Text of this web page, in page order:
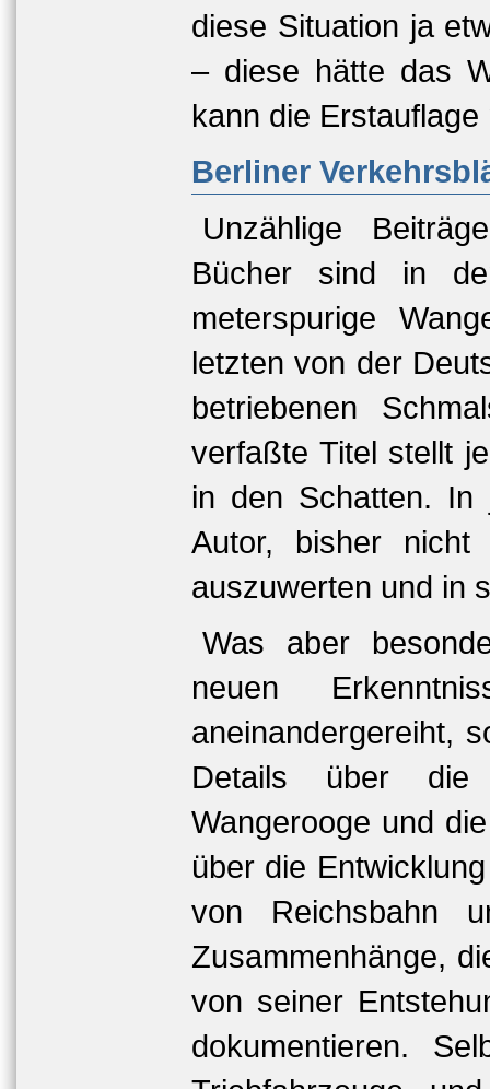
diese Situation ja
– diese hätte das
kann die
Berliner
Unzählige
Bücher sind in
meterspurige
letzten von der
betriebenen
verfaßte Titel stellt
in den Schatten. In
Autor, bisher nicht
auszuwerten und in
Was aber
neuen
aneinandergereiht,
Details über die
Wangerooge und
über die
von Reichsbahn
Zusammenhänge,
von seiner
dokumentieren.